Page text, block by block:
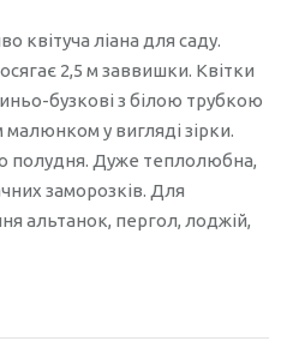
квітуча ліана для саду.
2,5 м заввишки. Квітки
бузкові з білою трубкою
у вигляді зірки.
полудня. Дуже теплолюбна,
заморозків. Для
альтанок, пергол, лоджій,